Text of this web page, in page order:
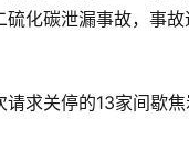
化碳泄漏事故，事
关停的13家间歇焦